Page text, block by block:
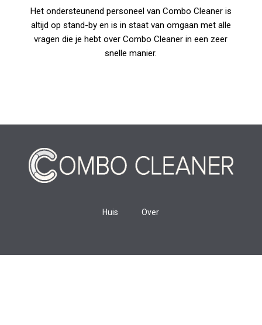
Het ondersteunend personeel van Combo Cleaner is
altijd op stand-by en is in staat van omgaan met alle
vragen die je hebt over Combo Cleaner in een zeer
snelle manier.
Huis Over